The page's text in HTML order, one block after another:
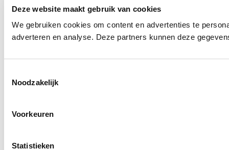
Deze website maakt gebruik van cookies
We gebruiken cookies om content en advertenties te
adverteren en analyse. Deze partners kunnen deze
Noodzakelijk
Voorkeuren
Statistieken